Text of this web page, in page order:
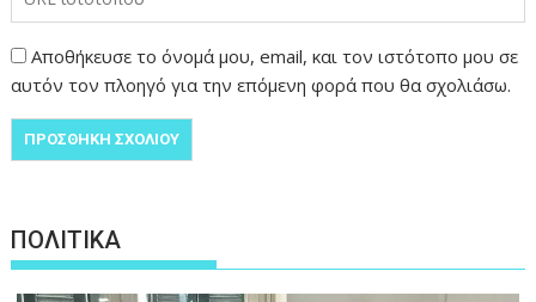
Αποθήκευσε το όνομά μου, email, και τον ιστότοπο μου σε
αυτόν τον πλοηγό για την επόμενη φορά που θα σχολιάσω.
ΠΟΛΙΤΙΚΑ